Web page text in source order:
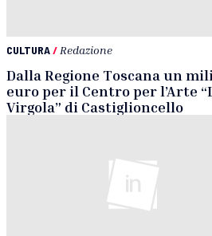
CULTURA/ Redazione
Dalla Regione Toscana un
euro per il Centro per l’Arte
Virgola” di Castiglioncello